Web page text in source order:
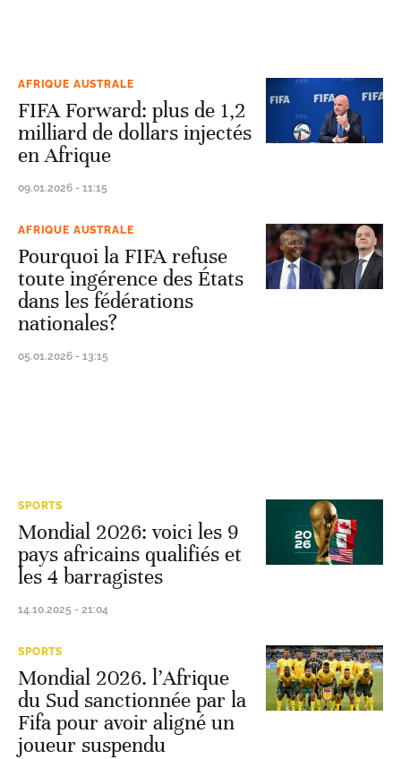
AFRIQUE AUSTRALE
FIFA Forward: plus de 1,2
milliard de dollars injectés
en Afrique
09.01.2026 - 11:15
AFRIQUE AUSTRALE
Pourquoi la FIFA refuse
toute ingérence des États
dans les fédérations
nationales?
05.01.2026 - 13:15
SPORTS
Mondial 2026: voici les 9
pays africains qualifiés et
les 4 barragistes
14.10.2025 - 21:04
SPORTS
Mondial 2026. l’Afrique
du Sud sanctionnée par la
Fifa pour avoir aligné un
joueur suspendu